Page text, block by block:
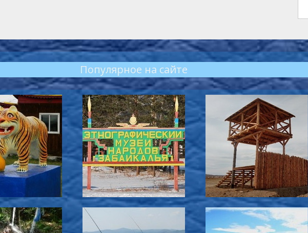
Популярное на сайте